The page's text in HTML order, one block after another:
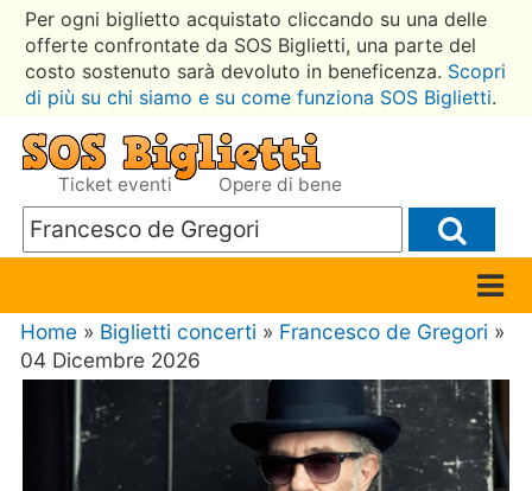
Per ogni biglietto acquistato cliccando su una delle
offerte confrontate da SOS Biglietti, una parte del
costo sostenuto sarà devoluto in beneficenza. Scopri
di più su chi siamo e su come funziona SOS Biglietti.
Ticket eventi Opere di bene
Home » Biglietti concerti » Francesco de Gregori »
04 Dicembre 2026